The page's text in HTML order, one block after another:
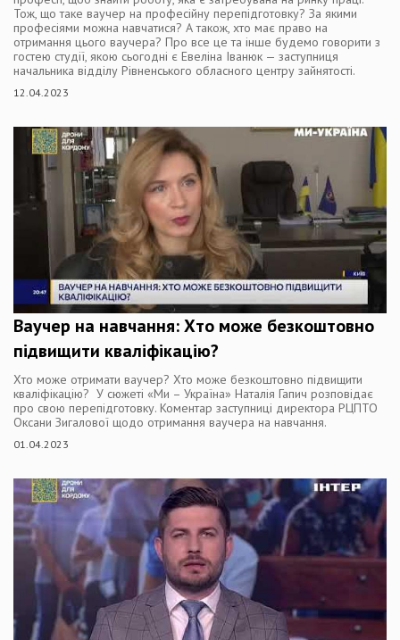
Тож, що таке ваучер на професійну перепідготовку? За якими
професіями можна навчатися? А також, хто має право на
отримання цього ваучера? Про все це та інше будемо говорити з
гостею студії, якою сьогодні є Евеліна Іванюк — заступниця
начальника відділу Рівненського обласного центру зайнятості.
12.04.2023
Ваучер на навчання: Хто може безкоштовно
підвищити кваліфікацію?
Хто може отримати ваучер? Хто може безкоштовно підвищити
кваліфікацію? У сюжеті «Ми – Україна» Наталія Гапич розповідає
про свою перепідготовку. Коментар заступниці директора РЦПТО
Оксани Зигалової щодо отримання ваучера на навчання.
01.04.2023